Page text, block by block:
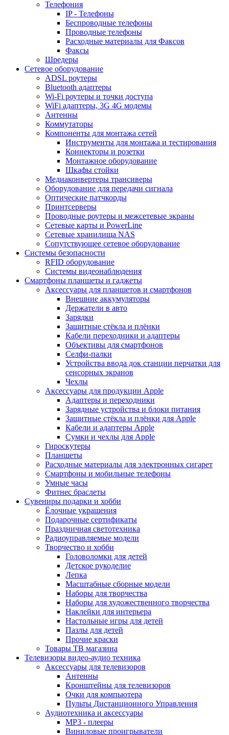
Телефония
IP - Телефоны
Беспроводные телефоны
Проводные телефоны
Расходные материалы для Факсов
Факсы
Шредеры
Сетевое оборудование
ADSL роутеры
Bluetooth адаптеры
Wi-Fi роутеры и точки доступа
WiFi адаптеры, 3G 4G модемы
Антенны
Коммутаторы
Компоненты для монтажа сетей
Инструменты для монтажа и тестирования
Коннекторы и розетки
Монтажное оборудование
Шкафы стойки
Медиаконвертеры трансиверы
Оборудование для передачи сигнала
Оптические патчкорды
Принтсерверы
Проводные роутеры и межсетевые экраны
Сетевые карты и PowerLine
Сетевые хранилища NAS
Сопутствующее сетевое оборудование
Системы безопасности
RFID оборудование
Системы видеонаблюдения
Смартфоны планшеты и гаджеты
Аксессуары для планшетов и смартфонов
Внешние аккумуляторы
Держатели в авто
Зарядки
Защитные стёкла и плёнки
Кабели переходники и адаптеры
Объективы для смартфонов
Селфи-палки
Устройства ввода док станции перчатки для
сенсорных экранов
Чехлы
Аксессуары для продукции Apple
Адаптеры и переходники
Зарядные устройства и блоки питания
Защитные стёкла и плёнки для Apple
Кабели и адаптеры Apple
Сумки и чехлы для Apple
Гироскутеры
Планшеты
Расходные материалы для электронных сигарет
Смартфоны и мобильные телефоны
Умные часы
Фитнес браслеты
Сувениры подарки и хобби
Ёлочные украшения
Подарочные сертификаты
Праздничная светотехника
Радиоуправляемые модели
Творчество и хобби
Головоломки для детей
Детское рукоделие
Лепка
Масштабные сборные модели
Наборы для творчества
Наборы для художественного творчества
Наклейки для интерьера
Настольные игры для детей
Пазлы для детей
Прочие краски
Товары ТВ магазина
Телевизоры видео-аудио техника
Аксессуары для телевизоров
Антенны
Кронштейны для телевизоров
Очки для компьютера
Пульты Дистанционного Управления
Аудиотехника и аксессуары
MP3 - плееры
Виниловые проигрыватели